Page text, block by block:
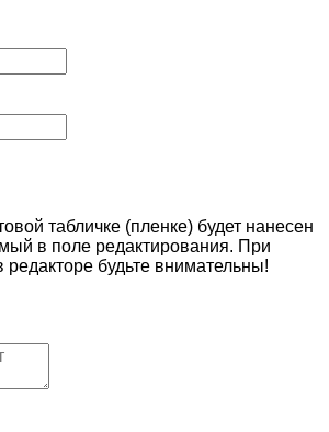
табличке (пленке) будет нанесен
в поле редактирования. При
редакторе будьте внимательны!